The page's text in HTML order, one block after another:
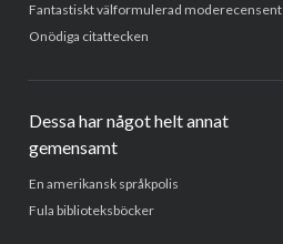
Fantastiskt välformulerad moderecensent
Onödiga citattecken
Dessa har något helt annat
gemensamt
En amerikansk språkpolis
Fula biblioteksböcker